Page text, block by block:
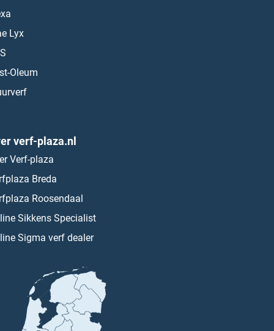
Lyx
Oleum
verf-plaza.nl
Verf-plaza
Breda
Roosendaal
Sikkens Specialist
Sigma verf dealer